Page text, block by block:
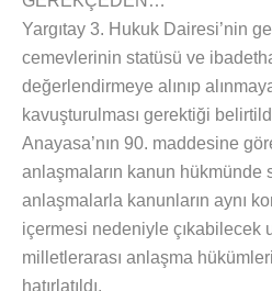
Yargıtay 3. Hukuk Dairesi’nin
cemevlerinin statüsü ve
değerlendirmeye alınıp
kavuşturulması gerektiği
Anayasa’nın 90. maddesine
anlaşmaların kanun hükmünde
anlaşmalarla kanunların aynı
içermesi nedeniyle çıkabilecek
milletlerarası anlaşma
hatırlatıldı.